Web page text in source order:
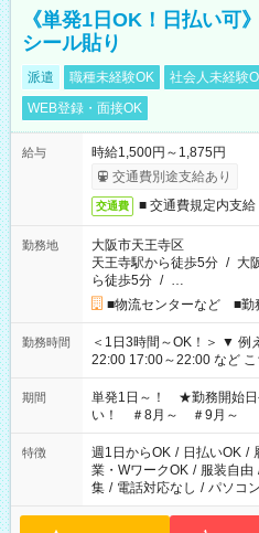
《単発1日OK！日払い可
シール貼り
派遣 職種未経験OK 社会人未経験
WEB登録・面接OK
給与
時給1,500円～1,875円
交通費別途支給あり
交通費 ■ 交通費規定内支
勤務地
大阪市天王寺区
天王寺駅から徒歩5分 / 大
ら徒歩5分 / …
■物流センターなど ■勤
勤務時間
＜1日3時間～OK！＞ ▼ 例えば… ▼ 15:00～18:00 15:00～
22:00 17:00～22:00 など こちら以外の時間もお気軽にご相談く
ださい！
期間
単発1日～！ ★勤務開始日
い！ ＃8月～ ＃9月～
特徴 週1日からOK / 日払いOK /
業・WワークOK / 服装自由
集 / 電話対応なし / パソコ